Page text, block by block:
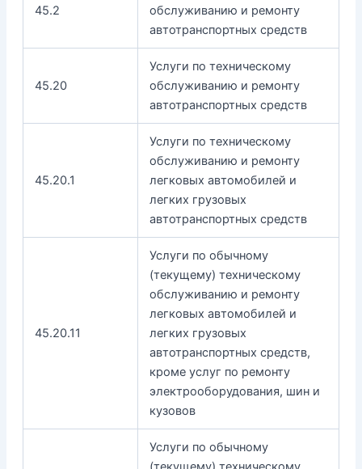
45.2
обслуживанию и ремонту
автотранспортных средств
45.20
Услуги по техническому
обслуживанию и ремонту
автотранспортных средств
45.20.1
Услуги по техническому
обслуживанию и ремонту
легковых автомобилей и
легких грузовых
автотранспортных средств
45.20.11
Услуги по обычному
(текущему) техническому
обслуживанию и ремонту
легковых автомобилей и
легких грузовых
автотранспортных средств,
кроме услуг по ремонту
электрооборудования, шин и
кузовов
Услуги по обычному